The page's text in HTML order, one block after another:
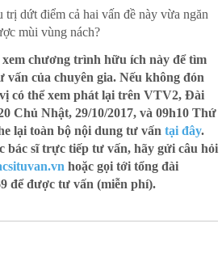
trị dứt điểm cả hai vấn đề này vừa ngăn
mùi vùng nách?
chương trình hữu ích này để tìm
của chuyên gia. Nếu không đón
có thể xem phát lại trên VTV2, Đài
Chủ Nhật, 29/10/2017, và 09h10 Thứ
lại toàn bộ nội dung tư vấn tại đây.
bác sĩ trực tiếp tư vấn, hãy gửi câu hỏi
hoặc gọi tới tổng đài
để được tư vấn (miễn phí).